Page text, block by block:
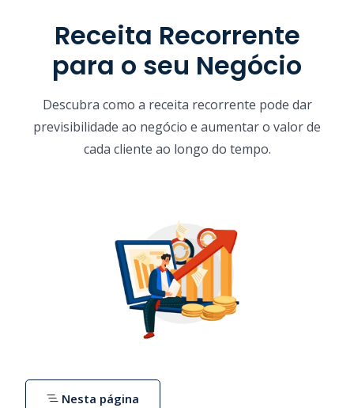
Receita Recorrente
para o seu Negócio
Descubra como a receita recorrente pode dar
previsibilidade ao negócio e aumentar o valor de
cada cliente ao longo do tempo.
Nesta página